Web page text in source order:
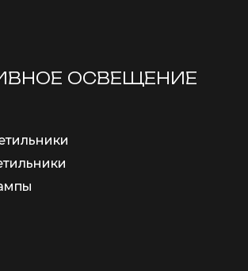
ОСВЕЩЕНИЕ